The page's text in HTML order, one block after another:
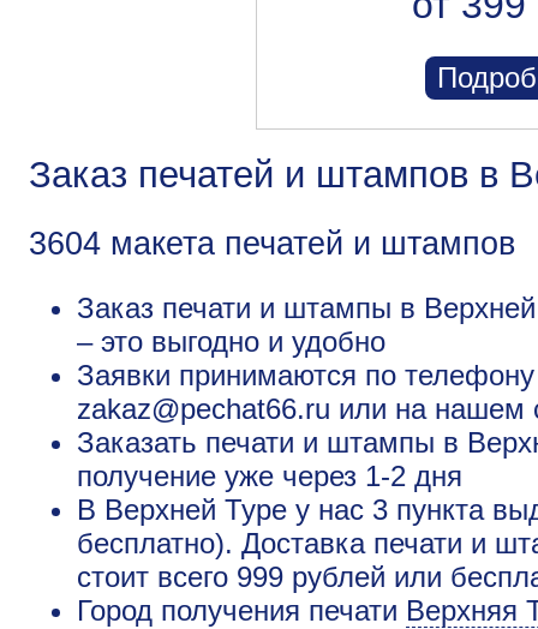
Заказ печатей и штампов в
3604 макета печатей и штампов
Заказ печати и штампы в
– это выгодно и удобно
Заявки принимаются по
zakaz@pechat66.ru или на нашем
Заказать печати и штампы в
получение уже через 1-2 дня
В Верхней Туре у нас 3 пункта
бесплатно). Доставка печати и
стоит всего 999 рублей или
Город получения печати Верхняя